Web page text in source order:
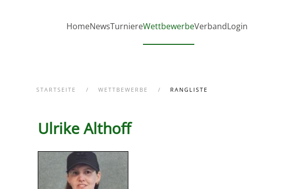
Zum Hauptinhalt springen
HomeNewsTurniereWettbewerbeVerbandLogin
STARTSEITE WETTBEWERBE RANGLISTE
Ulrike Althoff